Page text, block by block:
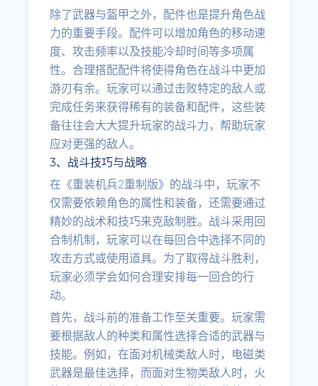
除了武器与盔甲之外，配件也是提升角色战
力的重要手段。配件可以增加角色的移动速
度、攻击频率以及技能冷却时间等多项属
性。合理搭配配件将使得角色在战斗中更加
游刃有余。玩家可以通过击败特定的敌人或
完成任务来获得稀有的装备和配件，这些装
备往往会大大提升玩家的战斗力，帮助玩家
应对更强的敌人。
3、战斗技巧与战略
在《重装机兵2重制版》的战斗中，玩家不
仅需要依赖角色的属性和装备，还需要通过
精妙的战术和技巧来克敌制胜。战斗采用回
合制机制，玩家可以在每回合中选择不同的
攻击方式或使用道具。为了取得战斗胜利，
玩家必须学会如何合理安排每一回合的行
动。
首先，战斗前的准备工作至关重要。玩家需
要根据敌人的种类和属性选择合适的武器与
技能。例如，在面对机械类敌人时，电磁类
武器是最佳选择，而面对生物类敌人时，火